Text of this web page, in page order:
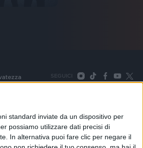
standard inviate da un dispositivo per
possiamo utilizzare dati precisi di
In alternativa puoi fare clic per negare il
SEGUICI
+39 02 254441 | Fax +39
TORNA SU